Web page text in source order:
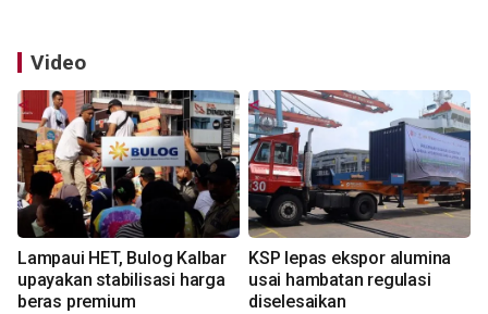
Video
Lampaui HET, Bulog Kalbar
upayakan stabilisasi harga
beras premium
KSP lepas ekspor alumina
usai hambatan regulasi
diselesaikan